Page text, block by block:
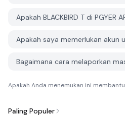
Apakah Anda menemukan ini membantu
Paling Populer